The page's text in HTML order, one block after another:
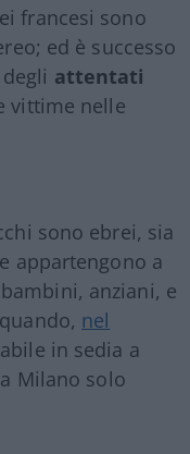
francesi sono
ed è successo
attentati
vittime nelle
sono ebrei, sia
appartengono a
anziani, e
nel
in sedia a
Milano solo